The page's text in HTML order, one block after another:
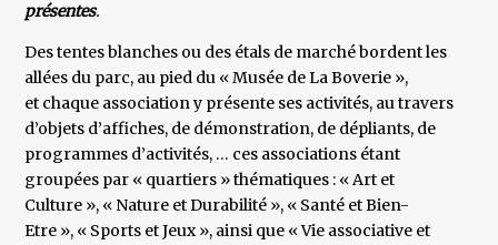
présentes.
Des tentes blanches ou des étals de marché bordent les
allées du parc, au pied du « Musée de La Boverie »,
et chaque association y présente ses activités, au travers
d’objets d’affiches, de démonstration, de dépliants, de
programmes d’activités, … ces associations étant
groupées par « quartiers » thématiques : « Art et
Culture », « Nature et Durabilité », « Santé et Bien-
Etre », « Sports et Jeux », ainsi que « Vie associative et